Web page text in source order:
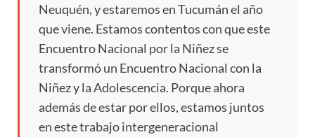
Neuquén, y estaremos en Tucumán el año
que viene. Estamos contentos con que este
Encuentro Nacional por la Niñez se
transformó un Encuentro Nacional con la
Niñez y la Adolescencia. Porque ahora
además de estar por ellos, estamos juntos
en este trabajo intergeneracional